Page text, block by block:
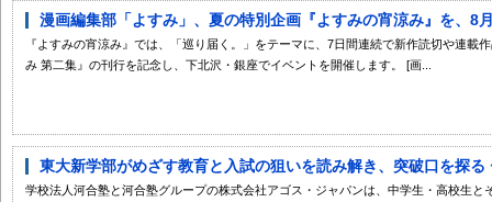
漫画編集部「よすみ」、夏の特別企画『よすみの宵涼み』を、8
『よすみの宵涼み』では、「巡り届く。」をテーマに、7日間連続で新作読切や連載
み 第二集』の刊行を記念し、下北沢・銀座でイベントを開催します。 [画...
東大新学部がめざす教育と入試の狙いを読み解き、突破口を探る
学校法人河合塾と河合塾グループの株式会社アゴス・ジャパンは、中学生・高校生と